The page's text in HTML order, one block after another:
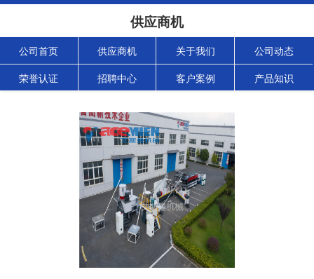
供应商机
公司首页 供应商机 关于我们 公司动态
荣誉认证 招聘中心 客户案例 产品知识